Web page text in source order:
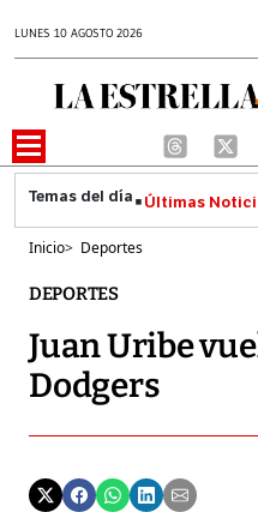
LUNES 10 AGOSTO 2026
Últimas
Inicio> Deportes
DEPORTES
Juan Uribe
Dodgers